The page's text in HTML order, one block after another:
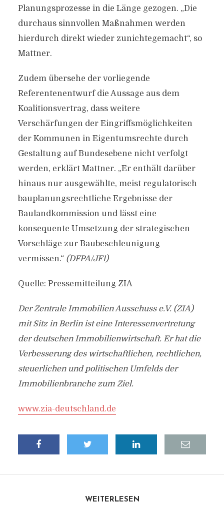
Planungsprozesse in die Länge gezogen. „Die
durchaus sinnvollen Maßnahmen werden
hierdurch direkt wieder zunichtegemacht“, so
Mattner.
Zudem übersehe der vorliegende
Referentenentwurf die Aussage aus dem
Koalitionsvertrag, dass weitere
Verschärfungen der Eingriffsmöglichkeiten
der Kommunen in Eigentumsrechte durch
Gestaltung auf Bundesebene nicht verfolgt
werden, erklärt Mattner. „Er enthält darüber
hinaus nur ausgewählte, meist regulatorisch
bauplanungsrechtliche Ergebnisse der
Baulandkommission und lässt eine
konsequente Umsetzung der strategischen
Vorschläge zur Baubeschleunigung
vermissen.“ (DFPA/JF1)
Quelle: Pressemitteilung ZIA
Der Zentrale Immobilien Ausschuss e.V. (ZIA)
mit Sitz in Berlin ist eine Interessenvertretung
der deutschen Immobilienwirtschaft. Er hat die
Verbesserung des wirtschaftlichen, rechtlichen,
steuerlichen und politischen Umfelds der
Immobilienbranche zum Ziel.
www.zia-deutschland.de
WEITERLESEN